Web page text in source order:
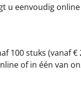
u eenvoudig
100 stuks (vanaf
of in één van